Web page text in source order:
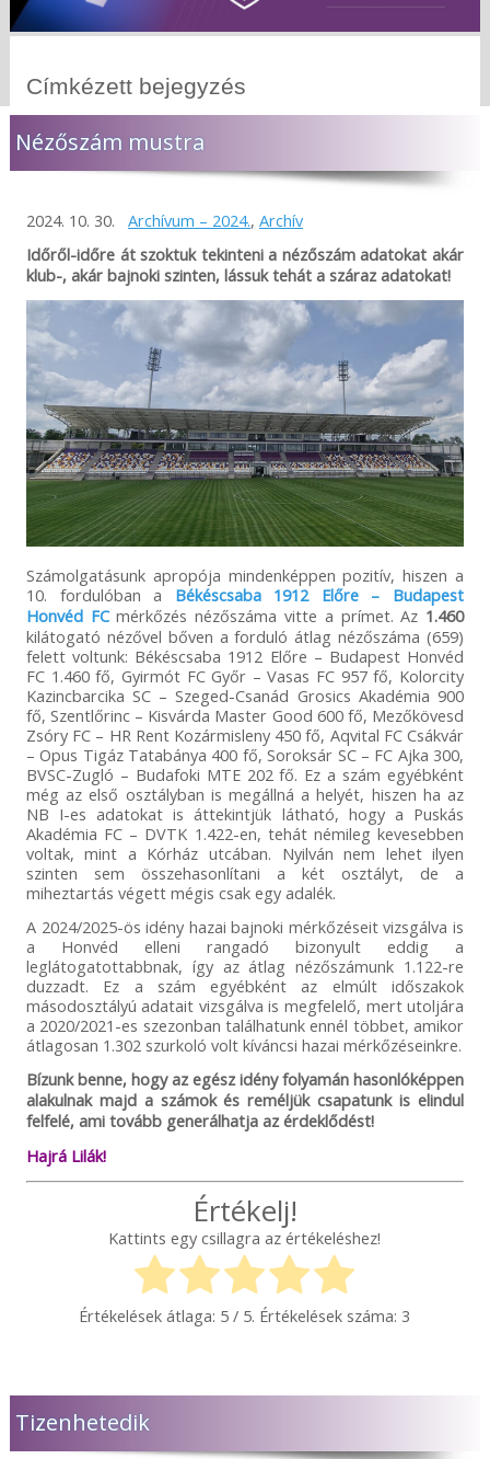
Címkézett bejegyzés
Nézőszám mustra
2024. 10. 30. Archívum – 2024., Archív
Időről-időre át szoktuk tekinteni a nézőszám adatokat akár
klub-, akár bajnoki szinten, lássuk tehát a száraz adatokat!
Számolgatásunk apropója mindenképpen pozitív, hiszen a
10. fordulóban a Békéscsaba 1912 Előre – Budapest
Honvéd FCmérkőzés nézőszáma vitte a prímet. Az 1.460
kilátogató nézővel bőven a forduló átlag nézőszáma (659)
felett voltunk: Békéscsaba 1912 Előre – Budapest Honvéd
FC 1.460 fő, Gyirmót FC Győr – Vasas FC 957 fő, Kolorcity
Kazincbarcika SC – Szeged-Csanád Grosics Akadémia 900
fő, Szentlőrinc – Kisvárda Master Good 600 fő, Mezőkövesd
Zsóry FC – HR Rent Kozármisleny 450 fő, Aqvital FC Csákvár
– Opus Tigáz Tatabánya 400 fő, Soroksár SC – FC Ajka 300,
BVSC-Zugló – Budafoki MTE 202 fő. Ez a szám egyébként
még az első osztályban is megállná a helyét, hiszen ha az
NB I-es adatokat is áttekintjük látható, hogy a Puskás
Akadémia FC – DVTK 1.422-en, tehát némileg kevesebben
voltak, mint a Kórház utcában. Nyilván nem lehet ilyen
szinten sem összehasonlítani a két osztályt, de a
miheztartás végett mégis csak egy adalék.
A 2024/2025-ös idény hazai bajnoki mérkőzéseit vizsgálva is
a Honvéd elleni rangadó bizonyult eddig a
leglátogatottabbnak, így az átlag nézőszámunk 1.122-re
duzzadt. Ez a szám egyébként az elmúlt időszakok
másodosztályú adatait vizsgálva is megfelelő, mert utoljára
a 2020/2021-es szezonban találhatunk ennél többet, amikor
átlagosan 1.302 szurkoló volt kíváncsi hazai mérkőzéseinkre.
Bízunk benne, hogy az egész idény folyamán hasonlóképpen
alakulnak majd a számok és reméljük csapatunk is elindul
felfelé, ami tovább generálhatja az érdeklődést!
Hajrá Lilák!
Értékelj!
Kattints egy csillagra az értékeléshez!
Értékelések átlaga: 5 / 5. Értékelések száma: 3
Tizenhetedik